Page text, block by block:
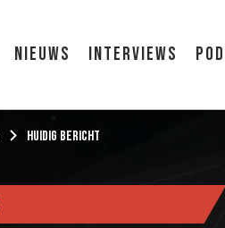
Nieuws Interviews
Huidig bericht